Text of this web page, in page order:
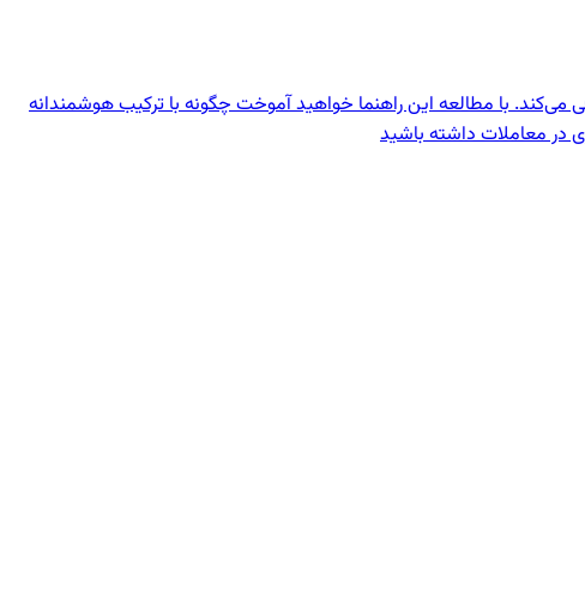
می‌کند. با مطالعه این راهنما خواهید آموخت چگونه با ترکیب هوشمندانه
در معاملات داشته باشید